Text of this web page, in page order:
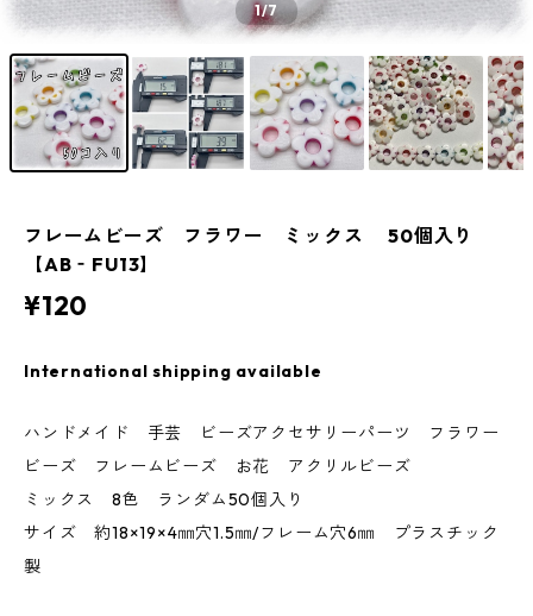
1/7
フレームビーズ フラワー ミックス 50個入り
【AB‐FU13】
¥120
International shipping available
ハンドメイド 手芸 ビーズアクセサリーパーツ フラワー
ビーズ フレームビーズ お花 アクリルビーズ
ミックス 8色 ランダム50個入り
サイズ 約18×19×4㎜穴1.5㎜/フレーム穴6㎜ プラスチック
製